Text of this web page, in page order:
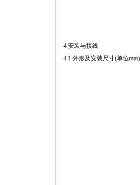
4 安装与接线
4.1 外形及安装尺寸(单位mm)